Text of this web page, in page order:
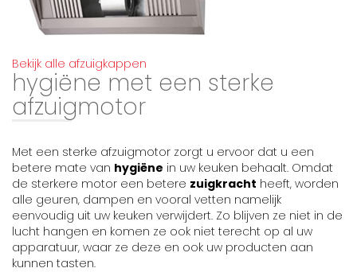
Bekijk alle afzuigkappen
hygiëne met een sterke
afzuigmotor
Met een sterke afzuigmotor zorgt u ervoor dat u een
betere mate van hygiëne in uw keuken behaalt. Omdat
de sterkere motor een betere zuigkracht heeft, worden
alle geuren, dampen en vooral vetten namelijk
eenvoudig uit uw keuken verwijdert. Zo blijven ze niet in de
lucht hangen en komen ze ook niet terecht op al uw
apparatuur, waar ze deze en ook uw producten aan
kunnen tasten.